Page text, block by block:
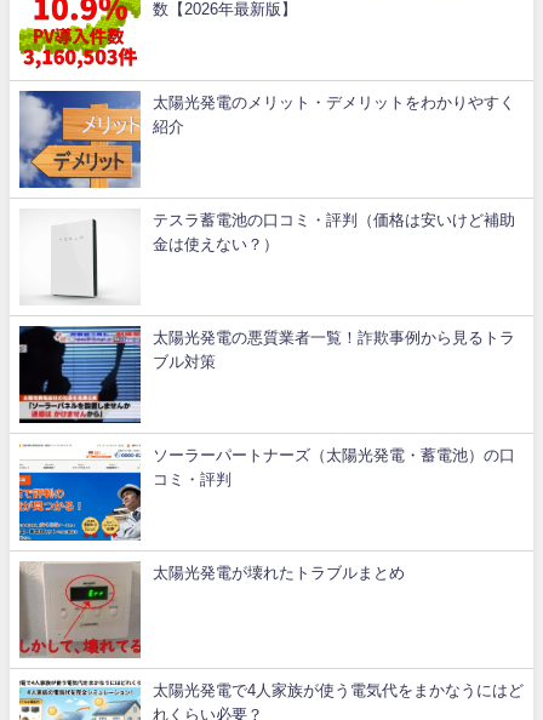
数【2026年最新版】
太陽光発電のメリット・デメリットをわかりやすく
紹介
テスラ蓄電池の口コミ・評判（価格は安いけど補助
金は使えない？）
太陽光発電の悪質業者一覧！詐欺事例から見るトラ
ブル対策
ソーラーパートナーズ（太陽光発電・蓄電池）の口
コミ・評判
太陽光発電が壊れたトラブルまとめ
太陽光発電で4人家族が使う電気代をまかなうにはど
れくらい必要？